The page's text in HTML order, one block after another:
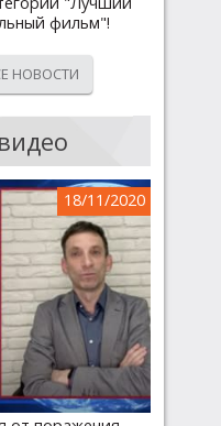
фильм"!
НОВОСТИ
18/11/2020